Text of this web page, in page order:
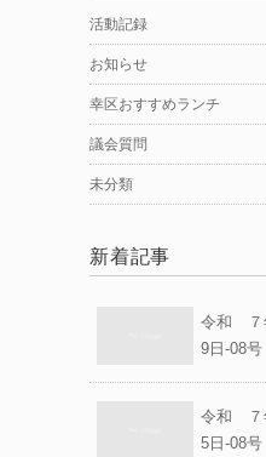
活動記録
お知らせ
幸区おすすめランチ
議会質問
未分類
新着記事
令和 ７
9日-08号
令和 ７
5日-08号